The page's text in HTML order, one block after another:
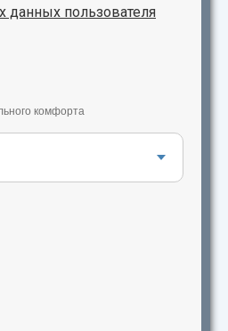
данных пользователя
комфорта